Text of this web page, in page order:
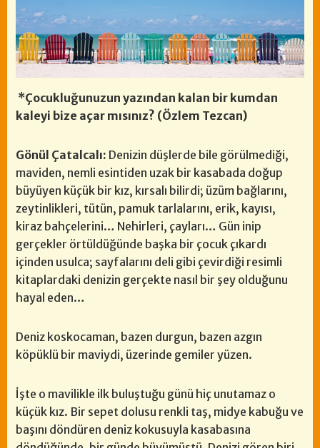
*Çocukluğunuzun yazından kalan bir kumdan
kaleyi bize açar mısınız? (Özlem Tezcan)
Gönül Çatalcalı: Denizin düşlerde bile görülmediği,
maviden, nemli esintiden uzak bir kasabada doğup
büyüyen küçük bir kız, kırsalı bilirdi; üzüm bağlarını,
zeytinlikleri, tütün, pamuk tarlalarını, erik, kayısı,
kiraz bahçelerini… Nehirleri, çayları… Gün inip
gerçekler örtüldüğünde başka bir çocuk çıkardı
içinden usulca; sayfalarını deli gibi çevirdiği resimli
kitaplardaki denizin gerçekte nasıl bir şey olduğunu
hayal eden…
Deniz koskocaman, bazen durgun, bazen azgın
köpüklü bir maviydi, üzerinde gemiler yüzen.
İşte o mavilikle ilk buluştuğu günü hiç unutamaz o
küçük kız. Bir sepet dolusu renkli taş, midye kabuğu ve
başını döndüren deniz kokusuyla kasabasına